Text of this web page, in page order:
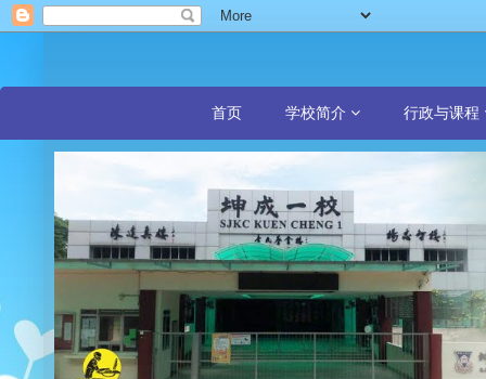
首页 学校简介 行政与课程